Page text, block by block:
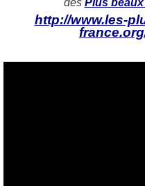
http://www.les-